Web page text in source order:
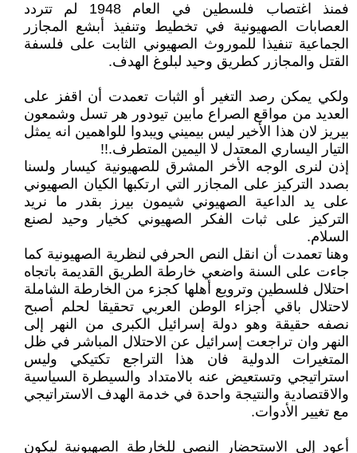
فمنذ اغتصاب فلسطين في العام 1948 لم تتردد
العصابات الصهيونية في تخطيط وتنفيذ أبشع المجازر
الجماعية تنفيذا للموروث الصهيوني الثابت على فلسفة
القتل والمجازر كطريق وحيد لبلوغ الهدف.
ولكي يمكن رصد التغير أو الثبات تعمدت أن اقفز على
العديد من مواقع الصراع مابين تيودور هر تسل وشمعون
بيريز لان هذا الأخير ليس بيميني ويبدوا للواهمين انه يمثل
التيار اليساري المعتدل لا اليمين المتطرف.!!
إذن لنرى الوجه الأخر المشرق للصهيونية كيسار ولسنا
بصدد التركيز على المجازر التي ارتكبها الكيان الصهيوني
على يد الداعية الصهيوني شيمون بيرز بقدر ما نريد
التركيز على ثبات الفكر الصهيوني كخيار وحيد لصنع
السلام.
وهنا تعمدت أن انقل النص الحرفي لنظرية الصهيونية كما
جاءت على السنة واضعي خارطة الطريق القديمة باتجاه
احتلال فلسطين وترويع أهلها كجزء من الخارطة الشاملة
لاحتلال باقي أجزاء الوطن العربي تحقيقا لحلم أصبح
نصفه حقيقة وهو دولة إسرائيل الكبرى من النهر إلى
النهر وان تراجعت إسرائيل عن الاحتلال المباشر في ظل
المتغيرات الدولية فان هذا التراجع تكتيكي وليس
استراتيجي وتستعيض عنه بالامتداد والسيطرة السياسية
والاقتصادية والنتيجة واحدة في خدمة الهدف الاستراتيجي
مع تغيير الأدوات.
أعود إلى الاستحضار النصي للخارطة الصهيونية ليكون